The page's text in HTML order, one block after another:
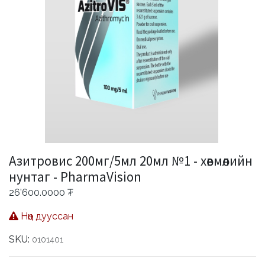
Азитровис 200мг/5мл 20мл №1 - хөвмөлийн
нунтаг - PharmaVision
26'600.0000 ₮
Нөөц дууссан
SKU: 0101401